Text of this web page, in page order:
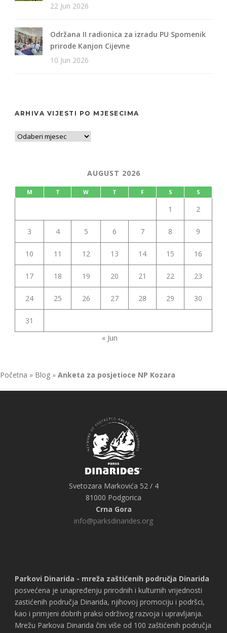
22 Jun 2026
Održana II radionica za izradu PU Spomenik
prirode Kanjon Cijevne
10 Jun 2026
ARHIVA VIJESTI PO MJESECIMA
AUGUST 2026
M T W T F S S
1 2
3 4 5 6 7 8 9
10 11 12 13 14 15 16
17 18 19 20 21 22 23
24 25 26 27 28 29 30
31
« Jun
Početna » Blog » Anketa za posjetioce NP Kozara
Svetozara Markovića 52 / 4
81000 Podgorica
Crna Gora
info@parksdinarides.org
Parkovi Dinarida - mreža zaštićenih područja Dinarida
posvećena je unapređenju prirodnih i kulturnih vrijednosti
zastićenih područja Dinarida, njihovoj promociju i podršci,
kao i primjeni dobrih praksi održivog razvoja i upravljanja.
Mrežu Parkova Dinarida čini više od 100 zaštićenih područja